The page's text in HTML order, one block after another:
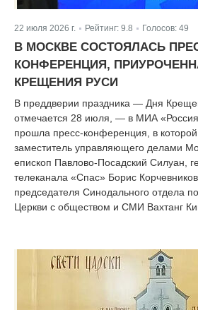
22 июля 2026 г. | Рейтинг: 9.8 Голосов: 49
В МОСКВЕ СОСТОЯЛАСЬ
КОНФЕРЕНЦИЯ,
КРЕЩЕНИЯ РУСИ
В преддверии праздника — Дня
отмечается 28 июля, — в МИА
прошла пресс-конференция, в
заместитель управляющего делами
епископ Павлово-Посадский Силуан,
телеканала «Спас» Борис
председателя Синодального отдела
Церкви с обществом и СМИ Вахтанг